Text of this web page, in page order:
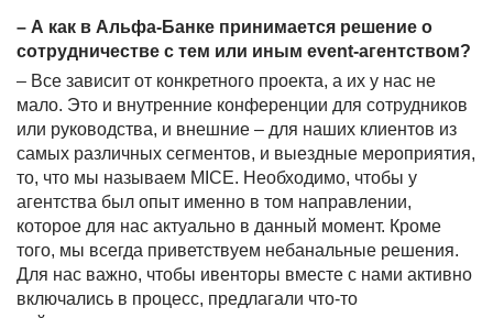
– А как в Альфа-Банке принимается решение о
сотрудничестве с тем или иным event-агентством?
– Все зависит от конкретного проекта, а их у нас не
мало. Это и внутренние конференции для сотрудников
или руководства, и внешние – для наших клиентов из
самых различных сегментов, и выездные мероприятия,
то, что мы называем MICE. Необходимо, чтобы у
агентства был опыт именно в том направлении,
которое для нас актуально в данный момент. Кроме
того, мы всегда приветствуем небанальные решения.
Для нас важно, чтобы ивенторы вместе с нами активно
включались в процесс, предлагали что-то